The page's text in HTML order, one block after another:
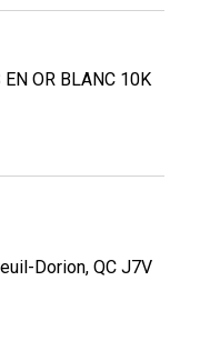
OR BLANC 10K
Dorion, QC J7V